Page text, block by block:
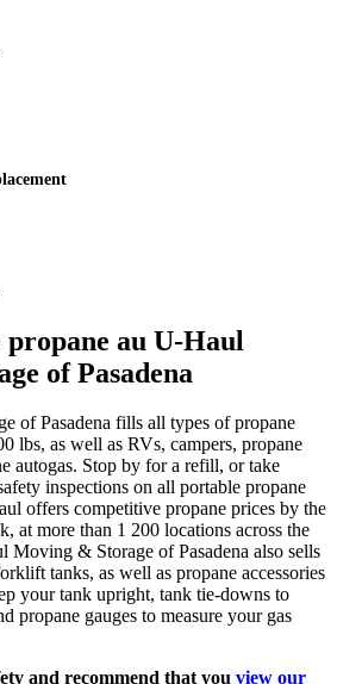
propane au U-Haul
of Pasadena
of Pasadena fills all types of propane
lbs, as well as RVs, campers, propane
autogas. Stop by for a refill, or take
inspections on all portable propane
offers competitive propane prices by the
at more than 1 200 locations across the
Moving & Storage of Pasadena also sells
tanks, as well as propane accessories
your tank upright, tank tie-downs to
propane gauges to measure your gas
and recommend that you view our